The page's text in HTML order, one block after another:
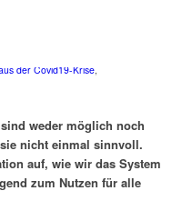
der Covid19-Krise,
weder möglich noch
nicht einmal sinnvoll.
auf, wie wir das System
zum Nutzen für alle